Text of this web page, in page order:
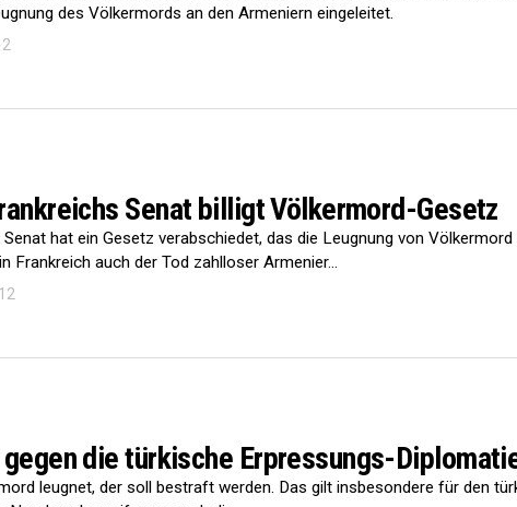
des Völkermords an den Armeniern eingeleitet.
Senat billigt Völkermord-Gesetz
hat ein Gesetz verabschiedet, das die Leugnung von
Frankreich auch der Tod zahlloser Armenier...
gegen die türkische Erpressungs-
leugnet, der soll bestraft werden. Das gilt insbesondere für den